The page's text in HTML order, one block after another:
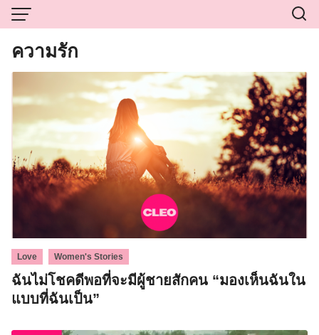
Skip
to
content
ความรัก
Love Women's Stories
ฉันไม่โชคดีพอที่จะมีผู้ชายสักคน “มองเห็นฉันใน
แบบที่ฉันเป็น”